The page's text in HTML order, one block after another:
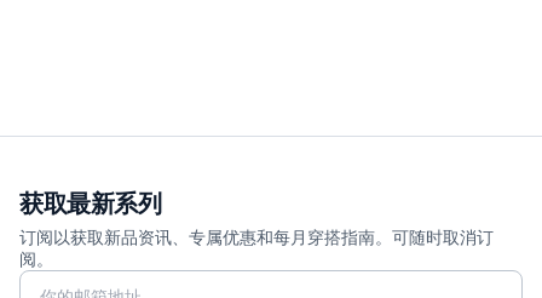
获取最新系列
订阅以获取新品资讯、专属优惠和每月穿搭指南。可随时取消订
阅。